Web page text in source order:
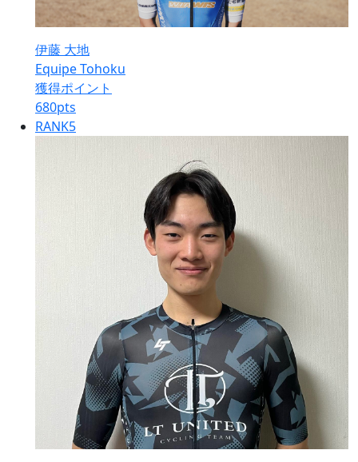
伊藤 大地
Equipe Tohoku
獲得ポイント
680pts
RANK5